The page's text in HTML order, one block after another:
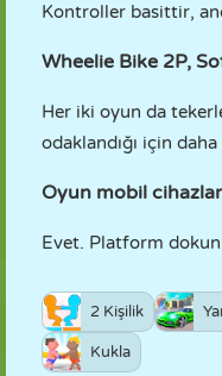
Kontroller basittir,
Wheelie Bike 2P,
Her iki oyun da
odaklandığı için daha
Oyun mobil
Evet. Platform
2 Kişilik
Kukla